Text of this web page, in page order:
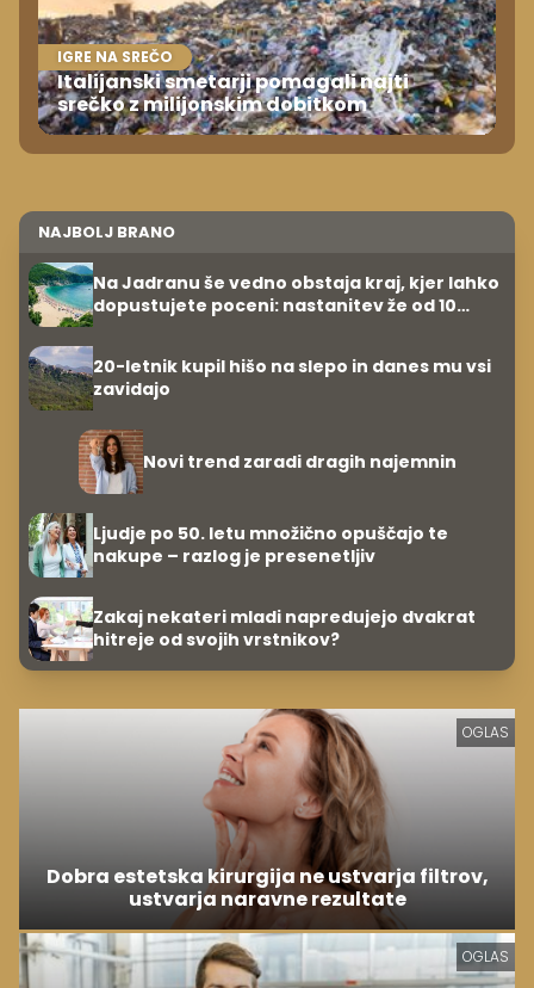
IGRE NA SREČO
Italijanski smetarji pomagali najti
srečko z milijonskim dobitkom
NAJBOLJ BRANO
Na Jadranu še vedno obstaja kraj, kjer lahko
dopustujete poceni: nastanitev že od 10
20-letnik kupil hišo na slepo in danes mu vsi
zavidajo
Novi trend zaradi dragih najemnin
Ljudje po 50. letu množično opuščajo te
nakupe – razlog je presenetljiv
Zakaj nekateri mladi napredujejo dvakrat
hitreje od svojih vrstnikov?
OGLAS
Dobra estetska kirurgija ne ustvarja filtrov,
ustvarja naravne rezultate
OGLAS